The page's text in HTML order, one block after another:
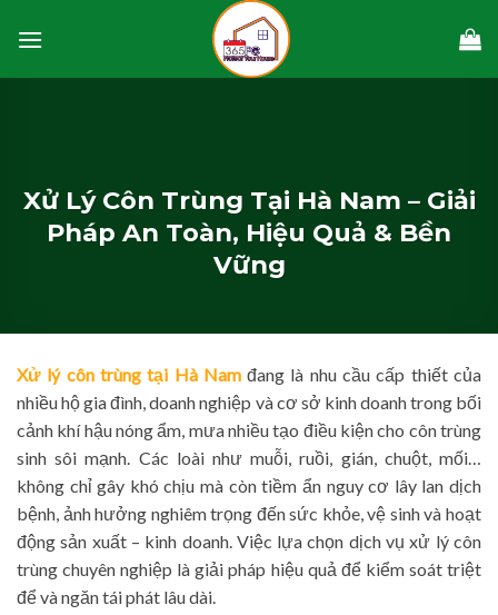
Xử Lý Côn Trùng Tại Hà Nam – Giải
Pháp An Toàn, Hiệu Quả & Bền
Vững
Xử lý côn trùng tại Hà Namđang là nhu cầu cấp thiết của
nhiều hộ gia đình, doanh nghiệp và cơ sở kinh doanh trong bối
cảnh khí hậu nóng ẩm, mưa nhiều tạo điều kiện cho côn trùng
sinh sôi mạnh. Các loài như muỗi, ruồi, gián, chuột, mối…
không chỉ gây khó chịu mà còn tiềm ẩn nguy cơ lây lan dịch
bệnh, ảnh hưởng nghiêm trọng đến sức khỏe, vệ sinh và hoạt
động sản xuất – kinh doanh. Việc lựa chọn dịch vụ xử lý côn
trùng chuyên nghiệp là giải pháp hiệu quả để kiểm soát triệt
để và ngăn tái phát lâu dài.